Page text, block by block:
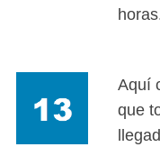
Aquí
que